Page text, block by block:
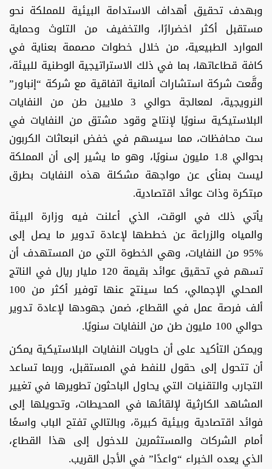
وبهدف تحقيق أهداف الاستدامة البيئية للمملكة نحو
مستقبل أكثر اخضرارًا، والتخفيف من التلوث وحماية
الموارد الطبيعية، من خلال خطوات مصممة بعناية في
كافة قطاعاتها، بما في ذلك الاستراتيجية الوطنية للبيئة،
وقَّعت شركة استشارات ألمانية اتفاقية مع شركة “إنباور”
النرويجية، لمعالجة حوالي 3 ملايين طن من النفايات
البلاستيكية سنويًا لإنتاج وقود مشتق من النفايات في
ست محافظات، مما سيسهم في خفض انبعاثات الكربون
بحوالي 1.8 مليون سنويًا، وهو ما يشير إلى أن المملكة
ليست بمنأى عن مواجهة مشكلة هذه النفايات بطرق
مبتكرة وذات عوائد اقتصادية.
يأتي ذلك في الوقت، الذي أعلنت فيه وزارة البيئة
والمياه والزراعة عن خططها لإعادة تدوير ما يصل إلى
%95 من النفايات، وهي الخطوة التي من المستهدف أن
تسهم في تحقيق عوائد بقيمة 120 مليار ريال في الناتج
المحلي الإجمالي، كما سينتج عنها توفير أكثر من 100
ألف فرصة عمل في القطاع، ضمن جهودها لإعادة تدوير
حوالي 100 مليون طن من النفايات سنويًا.
ويمكن التأكيد على أن حاويات النفايات البلاستيكية يمكن
أن تتحول إلى حقول للنفط في المستقبل، وربما تساعد
التجارب والتقنيات التي يحاول الباحثون تطويرها في تغيير
المشاهد الكارثية لإلقائها في المحيطات، وتحويلها إلى
فوائد اقتصادية وبيئية كبيرة، وبالتالي تفتح الباب واسعًا
أمام الشركات والمستثمرين للدخول إلى هذا القطاع،
الذي يعده الخبراء “واعدًا” في الأجل القريب.